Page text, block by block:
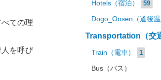
ての理
を呼び
Hotels（宿泊） 59
Dogo_Onsen（道後温
Transportation（交
Train（電車） 1
Bus（バス）